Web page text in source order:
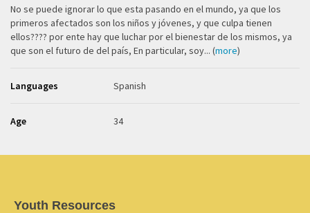
No se puede ignorar lo que esta pasando en el mundo, ya que los
primeros afectados son los niños y jóvenes, y que culpa tienen
ellos???? por ente hay que luchar por el bienestar de los mismos, ya
que son el futuro de del país, En particular, soy... (more)
Languages Spanish
Age 34
Youth Resources